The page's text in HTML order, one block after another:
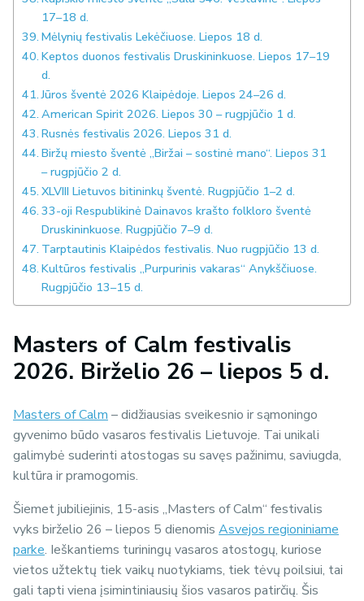
17–18 d.
Mėlynių festivalis Lekėčiuose. Liepos 18 d.
Keptos duonos festivalis Druskininkuose. Liepos 17–19
d.
Jūros šventė 2026 Klaipėdoje. Liepos 24–26 d.
American Spirit 2026. Liepos 30 – rugpjūčio 1 d.
Rusnės festivalis 2026. Liepos 31 d.
Biržų miesto šventė „Biržai – sostinė mano“. Liepos 31
– rugpjūčio 2 d.
XLVIII Lietuvos bitininkų šventė. Rugpjūčio 1–2 d.
33-oji Respublikinė Dainavos krašto folkloro šventė
Druskininkuose. Rugpjūčio 7–9 d.
Tarptautinis Klaipėdos festivalis. Nuo rugpjūčio 13 d.
Kultūros festivalis „Purpurinis vakaras“ Anykščiuose.
Rugpjūčio 13–15 d.
Masters of Calm festivalis
2026. Birželio 26 – liepos 5 d.
Masters of Calm – didžiausias sveikesnio ir sąmoningo
gyvenimo būdo vasaros festivalis Lietuvoje. Tai unikali
galimybė suderinti atostogas su savęs pažinimu, saviugda,
kultūra ir pramogomis.
Šiemet jubiliejinis, 15-asis „Masters of Calm“ festivalis
vyks birželio 26 – liepos 5 dienomis Asvejos regioniniame
parke. Ieškantiems turiningų vasaros atostogų, kuriose
vietos užtektų tiek vaikų nuotykiams, tiek tėvų poilsiui, tai
gali tapti viena įsimintiniausių šios vasaros patirčių. Šis